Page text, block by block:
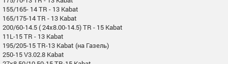
155/165- 14 TR - 13 Kabat
165/175-14 TR - 13 Kabat
200/60-14.5 ( 24x8.00-14.5) TR - 15 Kabat
11L-15 TR - 13 Kabat
195/205-15 TR-13 Kabat (на Газель)
250-15 V3.02.8 Kabat